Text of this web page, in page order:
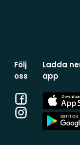
Följ
oss
Facebook
Instagram
Ladda
app
App
Store
App
Store